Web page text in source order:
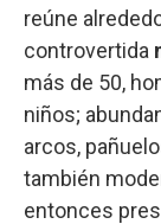
reúne
controvertida
más de 50,
niños;
arcos,
también
entonces